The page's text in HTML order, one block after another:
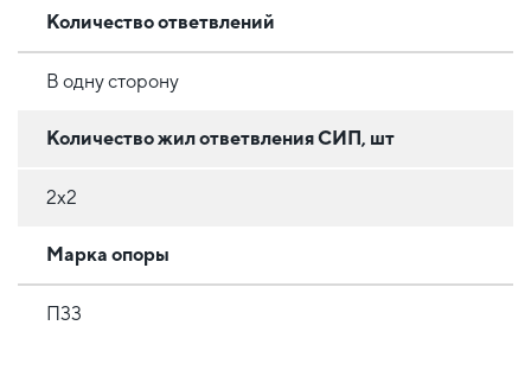
Количество ответвлений
В одну сторону
Количество жил ответвления СИП, шт
2х2
Марка опоры
П33